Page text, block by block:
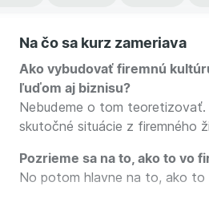
Na čo sa kurz zameriava
Ako vybudovať firemnú
ľuďom aj biznisu?
Nebudeme o tom teoretizovať.
skutočné situácie z firemného
Pozrieme sa na to, ako to vo
No potom hlavne na to, ako to